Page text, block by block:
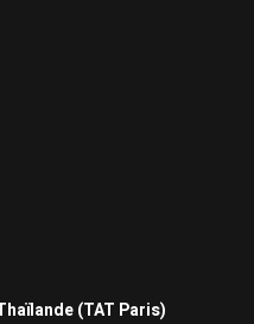
(TAT Paris)